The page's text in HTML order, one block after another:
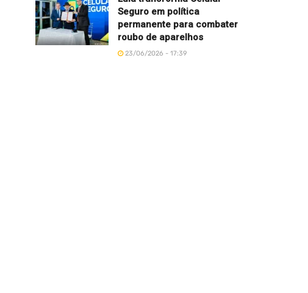
Seguro em política
permanente para combater
roubo de aparelhos
23/06/2026 - 17:39